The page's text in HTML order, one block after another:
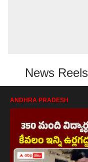
News Reels
ANDHRA PRADESH